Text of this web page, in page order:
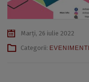
Marți, 26 iulie 2022
Categorii: